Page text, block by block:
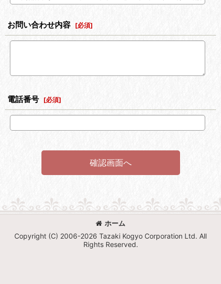
お問い合わせ内容 [必須]
電話番号 [必須]
確認画面へ
ホーム
Copyright (C) 2006-2026 Tazaki Kogyo Corporation Ltd. All
Rights Reserved.